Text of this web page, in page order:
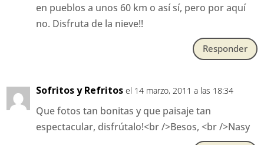
en pueblos a unos 60 km o así sí, pero por aquí
no. Disfruta de la nieve!!
Responder
Sofritos y Refritos el 14 marzo, 2011 a las 18:34
Que fotos tan bonitas y que paisaje tan
espectacular, disfrútalo!<br />Besos, <br />Nasy